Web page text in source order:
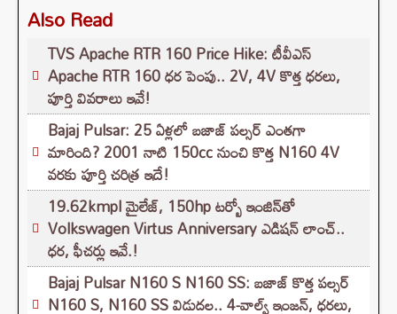
Also Read
TVS Apache RTR 160 Price Hike: టీవీఎస్
Apache RTR 160 ధర పెంపు.. 2V, 4V కొత్త ధరలు,
పూర్తి వివరాలు ఇవే!
Bajaj Pulsar: 25 ఏళ్లలో బజాజ్ పల్సర్ ఎంతగా
మారింది? 2001 నాటి 150cc నుంచి కొత్త N160 4V
వరకు పూర్తి చరిత్ర ఇదే!
19.62kmpl మైలేజ్, 150hp టర్బో ఇంజిన్‌తో
Volkswagen Virtus Anniversary ఎడిషన్ లాంచ్..
ధర, ఫీచర్లు ఇవే.!
Bajaj Pulsar N160 S N160 SS: బజాజ్ కొత్త పల్సర్
N160 S, N160 SS విడుదల.. 4-వాల్వ్ ఇంజన్, ధరలు,